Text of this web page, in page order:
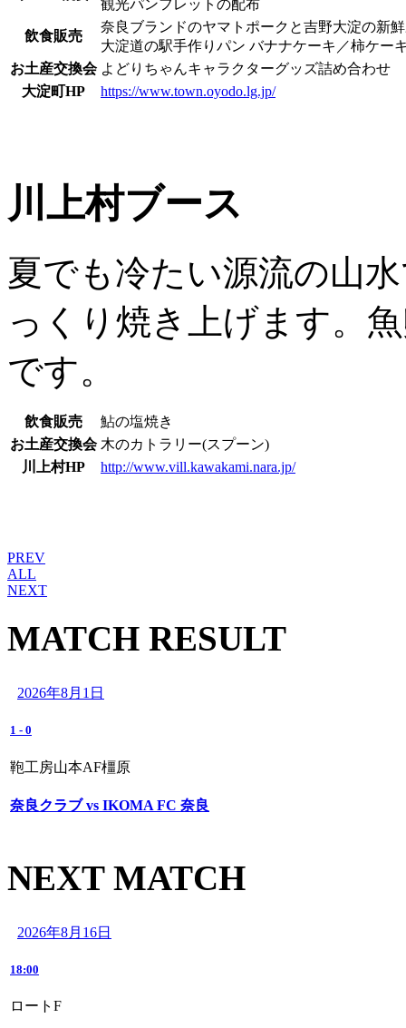
観光パンフレットの配布
飲食販売
奈良ブランドのヤマトポークと吉野大淀の新
大淀道の駅手作りパン バナナケーキ／柿ケー
お土産交換会 よどりちゃんキャラクターグッズ詰め合わせ
大淀町HP
https://www.town.oyodo.lg.jp/
川上村ブース
夏でも冷たい源流の山
っくり焼き上げます。
です。
飲食販売
鮎の塩焼き
お土産交換会 木のカトラリー(スプーン)
川上村HP
http://www.vill.kawakami.nara.jp/
PREV
ALL
NEXT
MATCH RESULT
2026年8月1日
1 - 0
鞄工房山本AF橿原
奈良クラブ vs IKOMA FC 奈良
NEXT MATCH
2026年8月16日
18:00
ロートF